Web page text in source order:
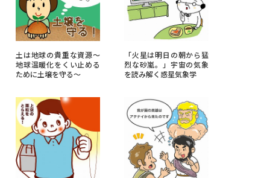
ーバルに強い大学特集
度特集
デジタルパンフレット
高3生用）
土は地球の貴重な資源～
地球温暖化をくい止める
ために土壌を守る～
「火星は明日の朝から猛
烈な砂嵐。」宇宙の気象
を読み解く惑星気象学